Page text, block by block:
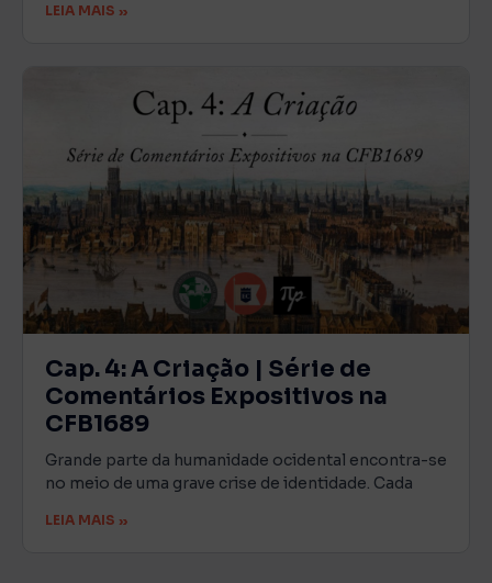
LEIA MAIS »
Cap. 4: A Criação | Série de
Comentários Expositivos na
CFB1689
Grande parte da humanidade ocidental encontra-se
no meio de uma grave crise de identidade. Cada
LEIA MAIS »